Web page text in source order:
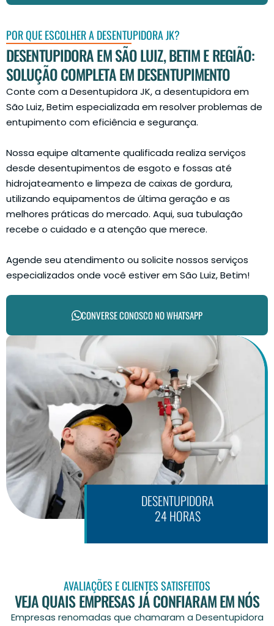
POR QUE ESCOLHER A DESENTUPIDORA JK?
DESENTUPIDORA EM SÃO LUIZ, BETIM E REGIÃO:
SOLUÇÃO COMPLETA EM DESENTUPIMENTO
Conte com a Desentupidora JK, a desentupidora em
São Luiz, Betim especializada em resolver problemas de
entupimento com eficiência e segurança.
Nossa equipe altamente qualificada realiza serviços
desde desentupimentos de esgoto e fossas até
hidrojateamento e limpeza de caixas de gordura,
utilizando equipamentos de última geração e as
melhores práticas do mercado. Aqui, sua tubulação
recebe o cuidado e a atenção que merece.
Agende seu atendimento ou solicite nossos serviços
especializados onde você estiver em São Luiz, Betim!
CONVERSE CONOSCO NO WHATSAPP
DESENTUPIDORA
24 HORAS
AVALIAÇÕES E CLIENTES SATISFEITOS
VEJA QUAIS EMPRESAS JÁ CONFIARAM EM NÓS
Empresas renomadas que chamaram a Desentupidora